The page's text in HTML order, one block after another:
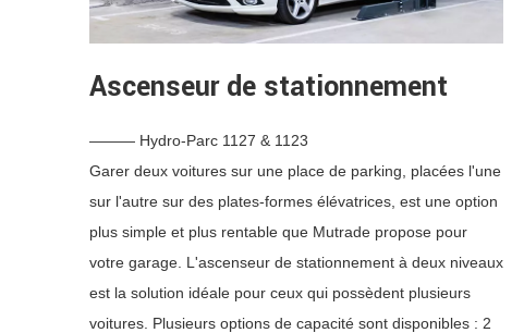
Ascenseur de stationnement
——— Hydro-Parc 1127 & 1123
Garer deux voitures sur une place de parking, placées l'une
sur l'autre sur des plates-formes élévatrices, est une option
plus simple et plus rentable que Mutrade propose pour
votre garage. L'ascenseur de stationnement à deux niveaux
est la solution idéale pour ceux qui possèdent plusieurs
voitures. Plusieurs options de capacité sont disponibles : 2